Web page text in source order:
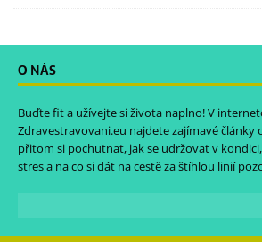
O NÁS
Buďte fit a užívejte si života naplno! V
Zdravestravovani.eu najdete zajímavé články
přitom si pochutnat, jak se udržovat v
stres a na co si dát na cestě za štíhlou linií